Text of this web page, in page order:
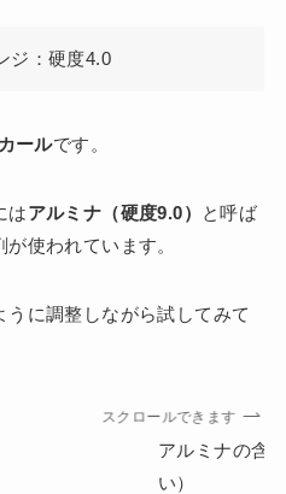
ジ：硬度4.0
ールです。
はアルミナ（硬度9.0）
と呼ば
使われています。
に調整しながら試してみて
スクロールできます
アルミナの含
い）